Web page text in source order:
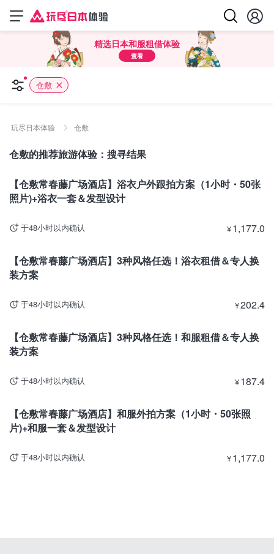
精选日本和服租借体验
查看
仓敷
玩尽日本体验 仓敷
仓敷的推荐旅游体验：搜寻结果
冈山
【仓敷常春藤广场酒店】浴衣户外跟拍方案（1小时・50张
照片)+浴衣一套＆发型设计
于48小时以内确认 ¥1,177.0
【仓敷常春藤广场酒店】3种风格任选！浴衣租借＆专人换
装方案
于48小时以内确认 ¥202.4
【仓敷常春藤广场酒店】3种风格任选！和服租借＆专人换
装方案
于48小时以内确认 ¥187.4
【仓敷常春藤广场酒店】和服外拍方案（1小时・50张照
片)+和服一套＆发型设计
于48小时以内确认 ¥1,177.0